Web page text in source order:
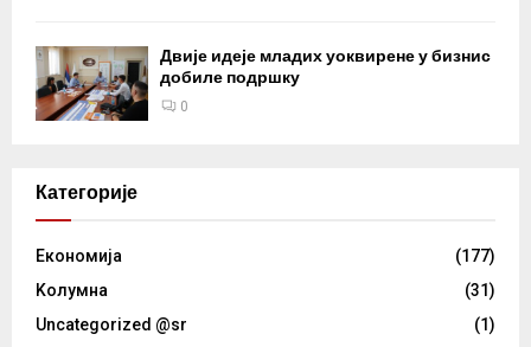
Двије идеје младих уоквирене у бизнис
добиле подршку
0
Категорије
Eкономија
(177)
Kолумнa
(31)
Uncategorized @sr
(1)